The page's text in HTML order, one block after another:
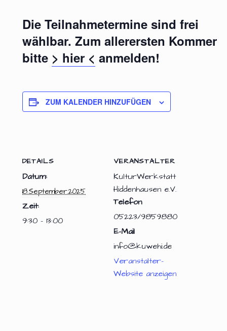
Die Teilnahmetermine sind frei
wählbar. Zum allerersten Kommen
bitte > hier < anmelden!
ZUM KALENDER HINZUFÜGEN
DETAILS
Datum:
18.September.2025
Zeit:
9:30 - 13:00
VERANSTALTER
KulturWerkstatt
Hiddenhausen e.V.
Telefon
05223/9859880
E-Mail
info@kuwehi.de
Veranstalter-
Website anzeigen